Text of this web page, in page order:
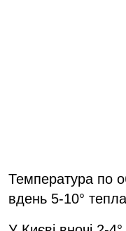
Температура по
вдень 5-10°